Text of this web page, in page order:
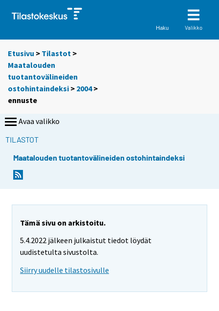
Haku Valikko
Etusivu > Tilastot >
Maatalouden
tuotantovälineiden
ostohintaindeksi > 2004>
ennuste
Avaa valikko
TILASTOT
Maatalouden tuotantovälineiden ostohintaindeksi
Tämä sivu on arkistoitu.
5.4.2022 jälkeen julkaistut tiedot löydät
uudistetulta sivustolta.
Siirry uudelle tilastosivulle